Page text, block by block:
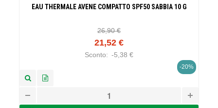
EAU THERMALE AVENE COMPATTO SPF50 SABBIA 10 G
26,90 €
21,52 €
Sconto: -5,38 €
-20%